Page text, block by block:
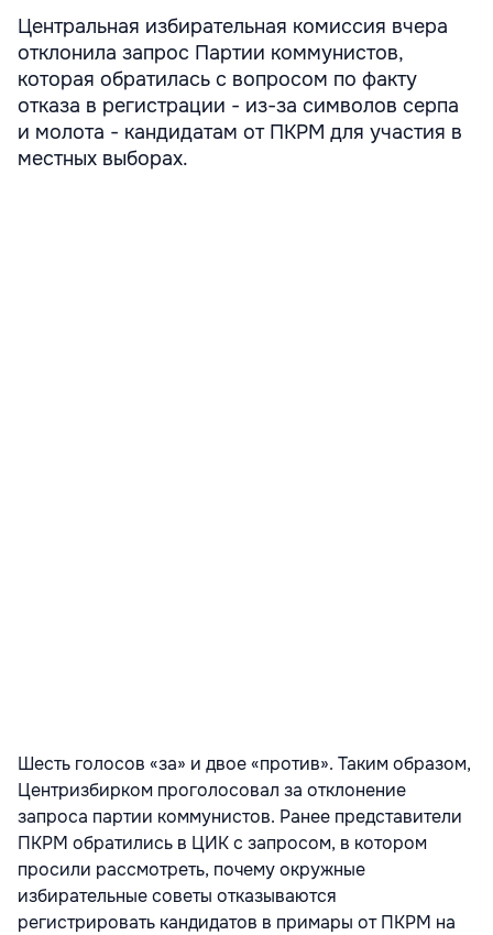
Центральная избирательная комиссия вчера
отклонила запрос Партии коммунистов,
которая обратилась с вопросом по факту
отказа в регистрации - из-за символов серпа
и молота - кандидатам от ПКРМ для участия в
местных выборах.
Шесть голосов «за» и двое «против». Таким образом,
Центризбирком проголосовал за отклонение
запроса партии коммунистов. Ранее представители
ПКРМ обратились в ЦИК с запросом, в котором
просили рассмотреть, почему окружные
избирательные советы отказываются
регистрировать кандидатов в примары от ПКРМ на